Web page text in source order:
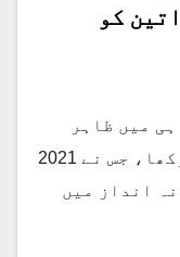
کو
میں ظاہر
جعفر کی سزائے موت کو برقرار رکھا، جس نے 2021
انداز میں